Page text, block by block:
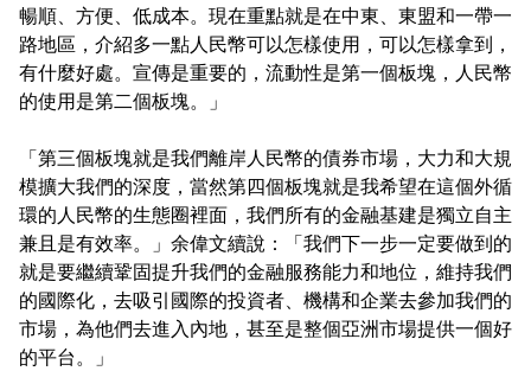
暢順、方便、低成本。現在重點就是在中東、東盟和一帶一
路地區，介紹多一點人民幣可以怎樣使用，可以怎樣拿到，
有什麼好處。宣傳是重要的，流動性是第一個板塊，人民幣
的使用是第二個板塊。」
「第三個板塊就是我們離岸人民幣的債券市場，大力和大規
模擴大我們的深度，當然第四個板塊就是我希望在這個外循
環的人民幣的生態圈裡面，我們所有的金融基建是獨立自主
兼且是有效率。」余偉文續說：「我們下一步一定要做到的
就是要繼續鞏固提升我們的金融服務能力和地位，維持我們
的國際化，去吸引國際的投資者、機構和企業去參加我們的
市場，為他們去進入內地，甚至是整個亞洲市場提供一個好
的平台。」